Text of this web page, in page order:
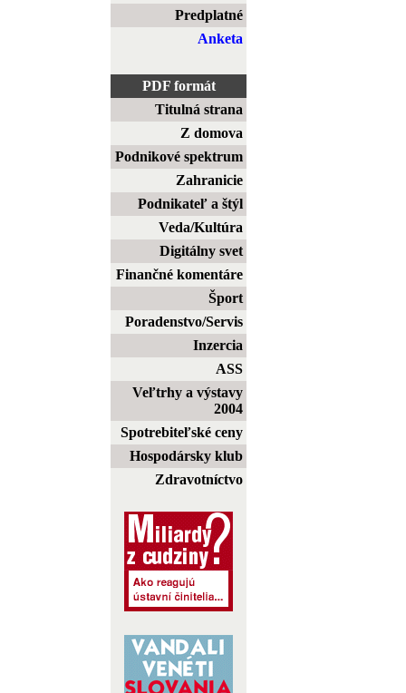
Predplatné
Anketa
PDF formát
Titulná strana
Z domova
Podnikové spektrum
Zahranicie
Podnikateľ a štýl
Veda/Kultúra
Digitálny svet
Finančné komentáre
Šport
Poradenstvo/Servis
Inzercia
ASS
Veľtrhy a výstavy
2004
Spotrebiteľské ceny
Hospodársky klub
Zdravotníctvo